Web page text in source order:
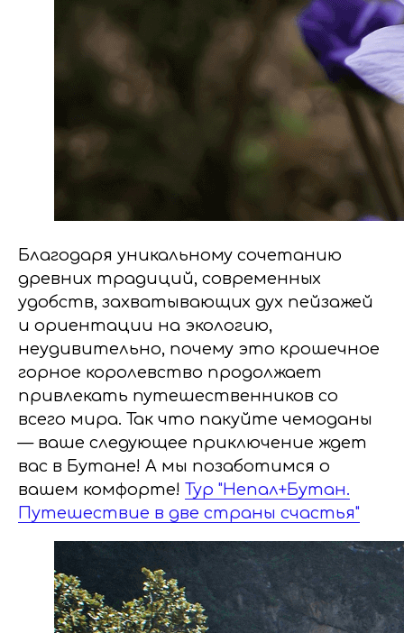
Благодаря уникальному сочетанию
древних традиций, современных
удобств, захватывающих дух пейзажей
и ориентации на экологию,
неудивительно, почему это крошечное
горное королевство продолжает
привлекать путешественников со
всего мира. Так что пакуйте чемоданы
— ваше следующее приключение ждет
вас в Бутане! А мы позаботимся о
вашем комфорте! Тур "Непал+Бутан.
Путешествие в две страны счастья"